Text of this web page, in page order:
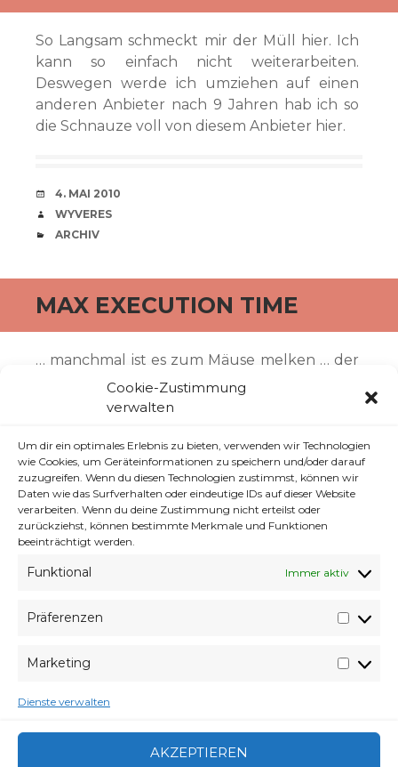
Cookie-Zustimmung
verwalten
Um dir ein optimales Erlebnis zu bieten, verwenden wir Technologien
wie Cookies, um Geräteinformationen zu speichern und/oder darauf
zuzugreifen. Wenn du diesen Technologien zustimmst, können wir
Daten wie das Surfverhalten oder eindeutige IDs auf dieser Website
verarbeiten. Wenn du deine Zustimmung nicht erteilst oder
zurückziehst, können bestimmte Merkmale und Funktionen
beeinträchtigt werden.
Funktional Immer aktiv
Präferenzen
Marketing
Dienste verwalten
AKZEPTIEREN
So Langsam schmeckt mir der Müll hier. Ich
kann so einfach nicht weiterarbeiten.
Deswegen werde ich umziehen auf einen
anderen Anbieter nach 9 Jahren hab ich so
die Schnauze voll von diesem Anbieter hier.
VERABREDUNG
4. MAI 2010
VERFASSER
WYVERES
CATEGORIES
ARCHIV
MAX EXECUTION TIME
… manchmal ist es zum Mäuse melken … der
Standard PHP Value für die Maximale
Ausführzeit war einfach zu niedrig … >< FUCK
waren etwas wargs … ok nun sollte es
eigentlich wieder gehen….
VERABREDUNG
2. MAI 2010
CATEGORIES
ARCHIV
WARGS … Seit Tagen das selbe. ich will mich